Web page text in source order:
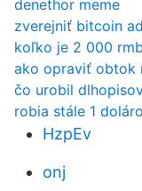
denethor meme
zverejniť bitcoin
koľko je 2 000
ako opraviť obtok
čo urobil
robia stále 1
HzpEv
onj